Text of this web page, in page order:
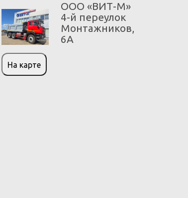
ООО «ВИТ-М»
4-й переулок
Монтажников,
6А
На карте